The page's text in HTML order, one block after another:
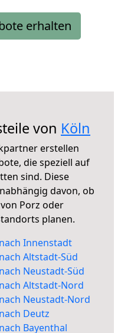
erhalten
von Köln
erstellen
die speziell auf
sind. Diese
davon, ob
Porz oder
planen.
Innenstadt
Altstadt-Süd
Neustadt-Süd
Altstadt-Nord
Neustadt-Nord
Deutz
Bayenthal